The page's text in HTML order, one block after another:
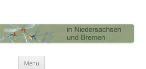
Bremen
Menü